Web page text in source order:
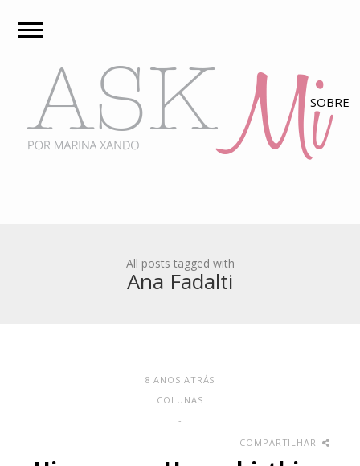
All posts tagged with
Ana Fadalti
8 ANOS ATRÁS
COLUNAS
-
COMPARTILHAR